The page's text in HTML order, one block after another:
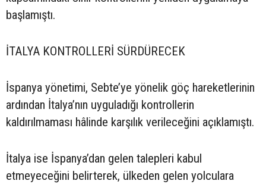
başlamıştı.
İTALYA KONTROLLERİ SÜRDÜRECEK
İspanya yönetimi, Sebte’ye yönelik göç hareketlerinin
ardından İtalya’nın uyguladığı kontrollerin
kaldırılmaması hâlinde karşılık verileceğini açıklamıştı.
İtalya ise İspanya’dan gelen talepleri kabul
etmeyeceğini belirterek, ülkeden gelen yolculara